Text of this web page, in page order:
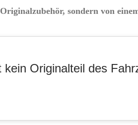
sondern von
Originalteil des